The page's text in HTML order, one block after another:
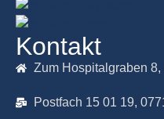
Kontakt
Zum Hospitalgraben
Postfach 15 01 19,